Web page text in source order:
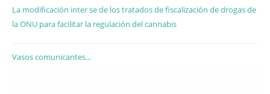
La modificación inter se de los tratados de fiscalización de drogas de
la ONU para facilitar la regulación del cannabis
Vasos comunicantes...